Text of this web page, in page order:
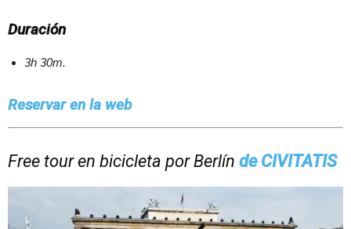
Duración
3h 30m.
Reservar en la web
Free tour en bicicleta por Berlín de CIVITATIS